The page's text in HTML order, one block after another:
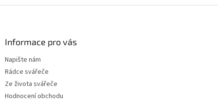
Informace pro vás
Napište nám
Rádce svářeče
Ze života svářeče
Hodnocení obchodu